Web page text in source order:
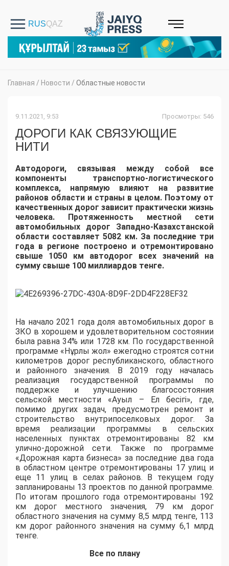
Главная / Новости / Областные новости
9.11.2021, 9:53 Просмотры: 546
ДОРОГИ КАК СВЯЗУЮЩИЕ
НИТИ
Автодороги, связывая между собой все
компоненты транспортно-логистического
комплекса, напрямую влияют на развитие
районов области и страны в целом. Поэтому от
качественных дорог зависит практически жизнь
человека. Протяженность местной сети
автомобильных дорог Западно-Казахстанской
области составляет 5082 км. За последние три
года в регионе построено и отремонтировано
свыше 1050 км автодорог всех значений на
сумму свыше 100 миллиардов тенге.
Hа начало 2021 года доля автомобильных дорог в
ЗКО в хорошем и удовлетворительном состоянии
была равна 34% или 1728 км. По государственной
программе «Нұрлы жол» ежегодно строятся сотни
километров дорог республиканского, областного
и районного значения. В 2019 году началась
реализация государственной программы по
поддержке и улучшению благосостояния
сельской местности «Ауыл – Ел бесігі», где,
помимо других задач, предусмотрен ремонт и
строительство внутрипоселковых дорог. За
время реализации программы в сельских
населенных пунктах отремонтированы 82 км
улично-дорожной сети. Также по программе
«Дорожная карта бизнеса» за последние два года
в областном центре отремонтированы 17 улиц и
еще 11 улиц в селах районов. В текущем году
запланированы 13 проектов по данной программе.
По итогам прошлого года отремонтированы 192
км дорог местного значения, 79 км дорог
областного значения на сумму 8,5 млрд тенге, 113
км дорог районного значения на сумму 6,1 млрд
тенге.
Все по плану